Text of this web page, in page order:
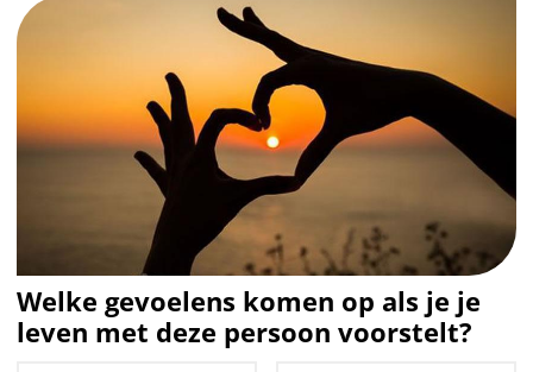
Welke gevoelens komen op als je je
leven met deze persoon voorstelt?